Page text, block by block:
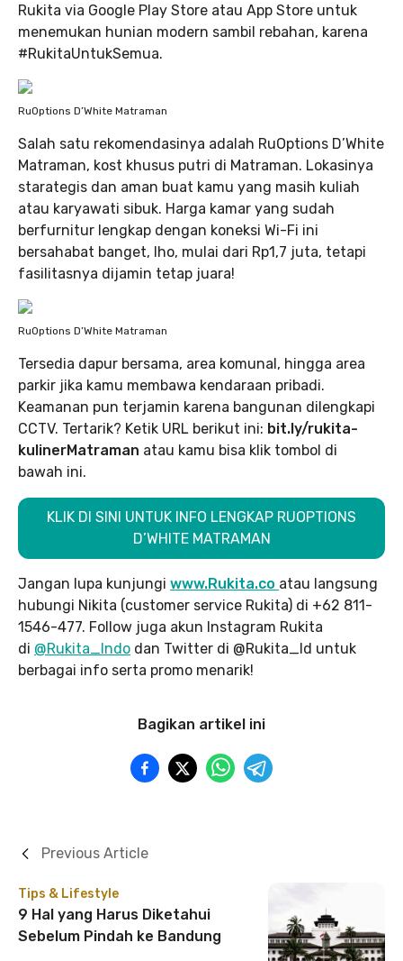
Rukita via Google Play Store atau App Store untuk
menemukan hunian modern sambil rebahan, karena
#RukitaUntukSemua.
RuOptions D’White Matraman
Salah satu rekomendasinya adalah RuOptions D’White
Matraman, kost khusus putri di Matraman. Lokasinya
starategis dan aman buat kamu yang masih kuliah
atau karyawati sibuk. Harga kamar yang sudah
berfurnitur lengkap dengan koneksi Wi-Fi ini
bersahabat banget, lho, mulai dari Rp1,7 juta, tetapi
fasilitasnya dijamin tetap juara!
RuOptions D’White Matraman
Tersedia dapur bersama, area komunal, hingga area
parkir jika kamu membawa kendaraan pribadi.
Keamanan pun terjamin karena bangunan dilengkapi
CCTV. Tertarik? Ketik URL berikut ini: bit.ly/rukita-
kulinerMatraman atau kamu bisa klik tombol di
bawah ini.
KLIK DI SINI UNTUK INFO LENGKAP RUOPTIONS
D’WHITE MATRAMAN
Jangan lupa kunjungi www.Rukita.co atau langsung
hubungi Nikita (customer service Rukita) di +62 811-
1546-477. Follow juga akun Instagram Rukita
di @Rukita_Indo dan Twitter di @Rukita_Id untuk
berbagai info serta promo menarik!
Bagikan artikel ini
Tips & Lifestyle
9 Hal yang Harus Diketahui
Sebelum Pindah ke Bandung
Previous Article